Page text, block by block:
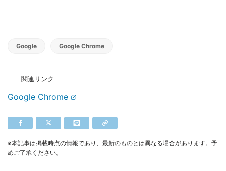
Google Google Chrome
関連リンク
Google Chrome
※本記事は掲載時点の情報であり、最新のものとは異なる場合があります。予
めご了承ください。